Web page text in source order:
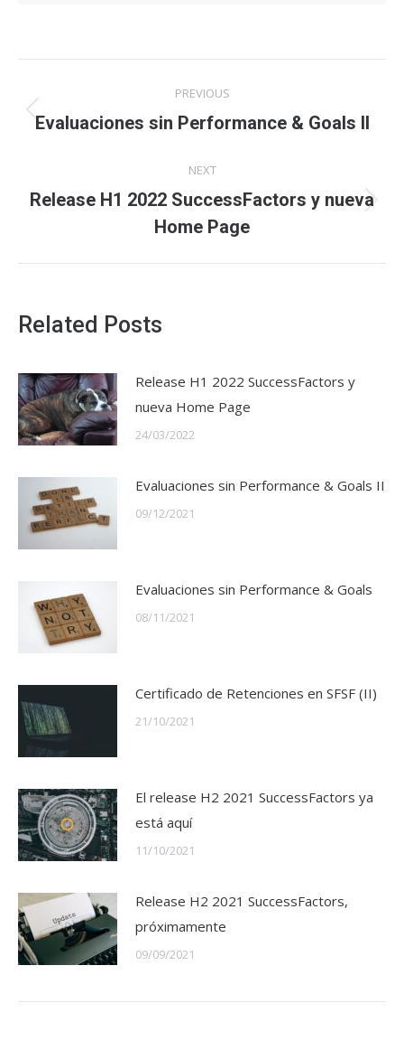
navigation
PREVIOUS
Previous
Evaluaciones sin Performance & Goals II
NEXT
Next
post:
Release H1 2022 SuccessFactors y nueva
Home Page
Related Posts
Release H1 2022 SuccessFactors y
nueva Home Page
24/03/2022
Evaluaciones sin Performance & Goals II
09/12/2021
Evaluaciones sin Performance & Goals
08/11/2021
Certificado de Retenciones en SFSF (II)
21/10/2021
El release H2 2021 SuccessFactors ya
está aquí
11/10/2021
Release H2 2021 SuccessFactors,
próximamente
09/09/2021